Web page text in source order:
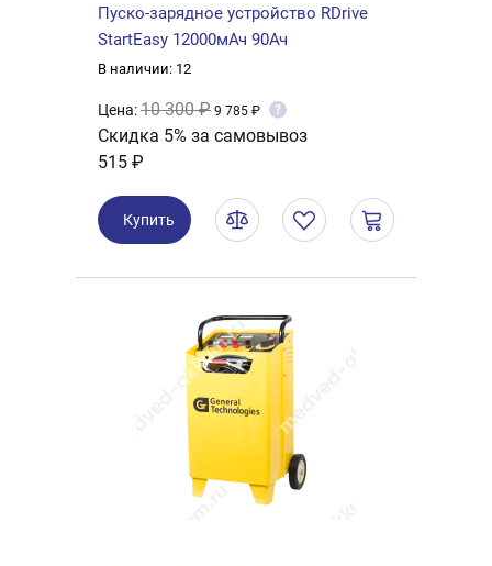
Пуско-зарядное устройство RDrive
StartEasy 12000мАч 90Ач
В наличии: 12
Цена:10 300 ₽ 9 785 ₽ ?
Скидка 5% за самовывоз
515 ₽
Купить